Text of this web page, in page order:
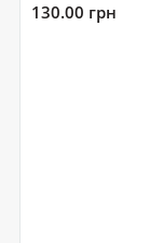
130.00 грн